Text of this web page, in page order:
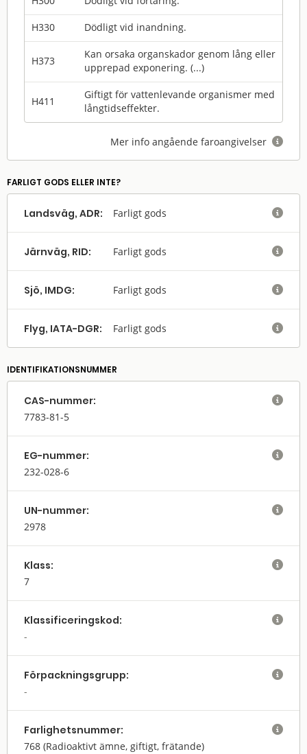
H330 Dödligt vid inandning.
H373
Kan orsaka organskador genom lång eller
upprepad exponering. (...)
H411
Giftigt för vattenlevande organismer med
långtidseffekter.
Mer info angående faroangivelser 
FARLIGT GODS ELLER INTE?
Landsväg, ADR: Farligt gods 
Järnväg, RID: Farligt gods 
Sjö, IMDG: Farligt gods 
Flyg, IATA-DGR: Farligt gods 
IDENTIFIKATIONSNUMMER
CAS-nummer:
7783-81-5

EG-nummer:
232-028-6

UN-nummer:
2978

Klass:
7

Klassifi­cerings­kod: 
Förpack­nings­grupp: 
Farlighets­nummer:
768 (Radioaktivt ämne, giftigt, frätande)
